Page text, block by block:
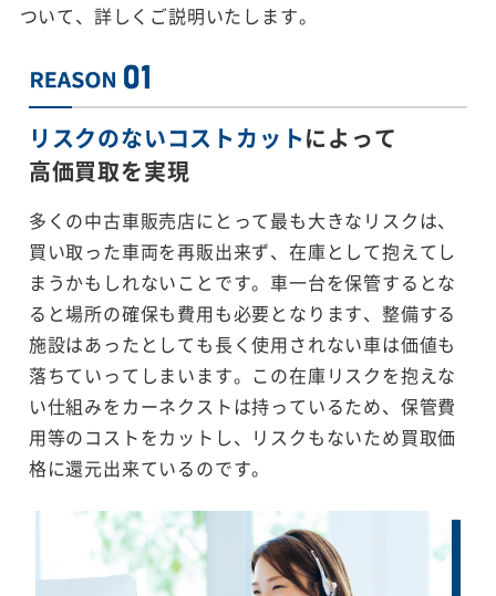
ついて、詳しくご説明いたします。
リスクのないコストカットによって
高価買取を実現
多くの中古車販売店にとって最も大きなリスクは、
買い取った車両を再販出来ず、在庫として抱えてし
まうかもしれないことです。車一台を保管するとな
ると場所の確保も費用も必要となります、整備する
施設はあったとしても長く使用されない車は価値も
落ちていってしまいます。この在庫リスクを抱えな
い仕組みをカーネクストは持っているため、保管費
用等のコストをカットし、リスクもないため買取価
格に還元出来ているのです。